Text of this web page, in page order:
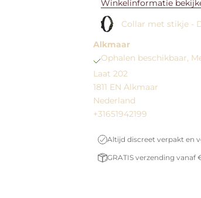
Winkelinformatie
Collar met stikje -
Alkmaar
Ophalen beschikbaar,
Laat 202
1811 EN Alkmaar
Nederland
+31651942199
Altijd discreet verpakt en
GRATIS verzending vanaf